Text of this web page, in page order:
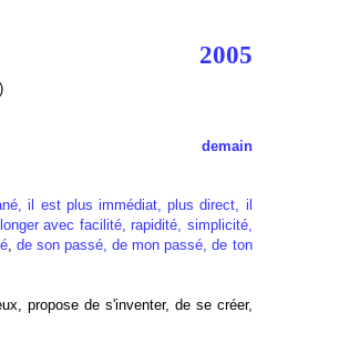
2005
demain
il est plus immédiat, plus direct, il
avec facilité, rapidité, simplicité,
,de son passé, de mon passé, de ton
propose de s'inventer, de se créer,